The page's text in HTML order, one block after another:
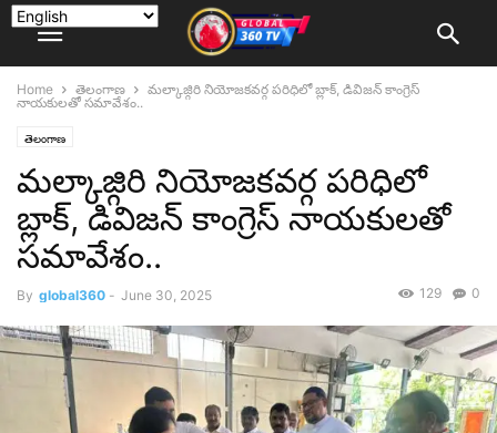
Home తెలంగాణ
మల్కాజ్గిరి నియోజకవర్గ పరిధిలో బ్లాక్, డివిజన్ కాంగ్రెస్
నాయకులతో సమావేశం..
తెలంగాణ
మల్కాజ్గిరి నియోజకవర్గ పరిధిలో
బ్లాక్, డివిజన్ కాంగ్రెస్ నాయకులతో
సమావేశం..
By global360 - June 30, 2025 0
129